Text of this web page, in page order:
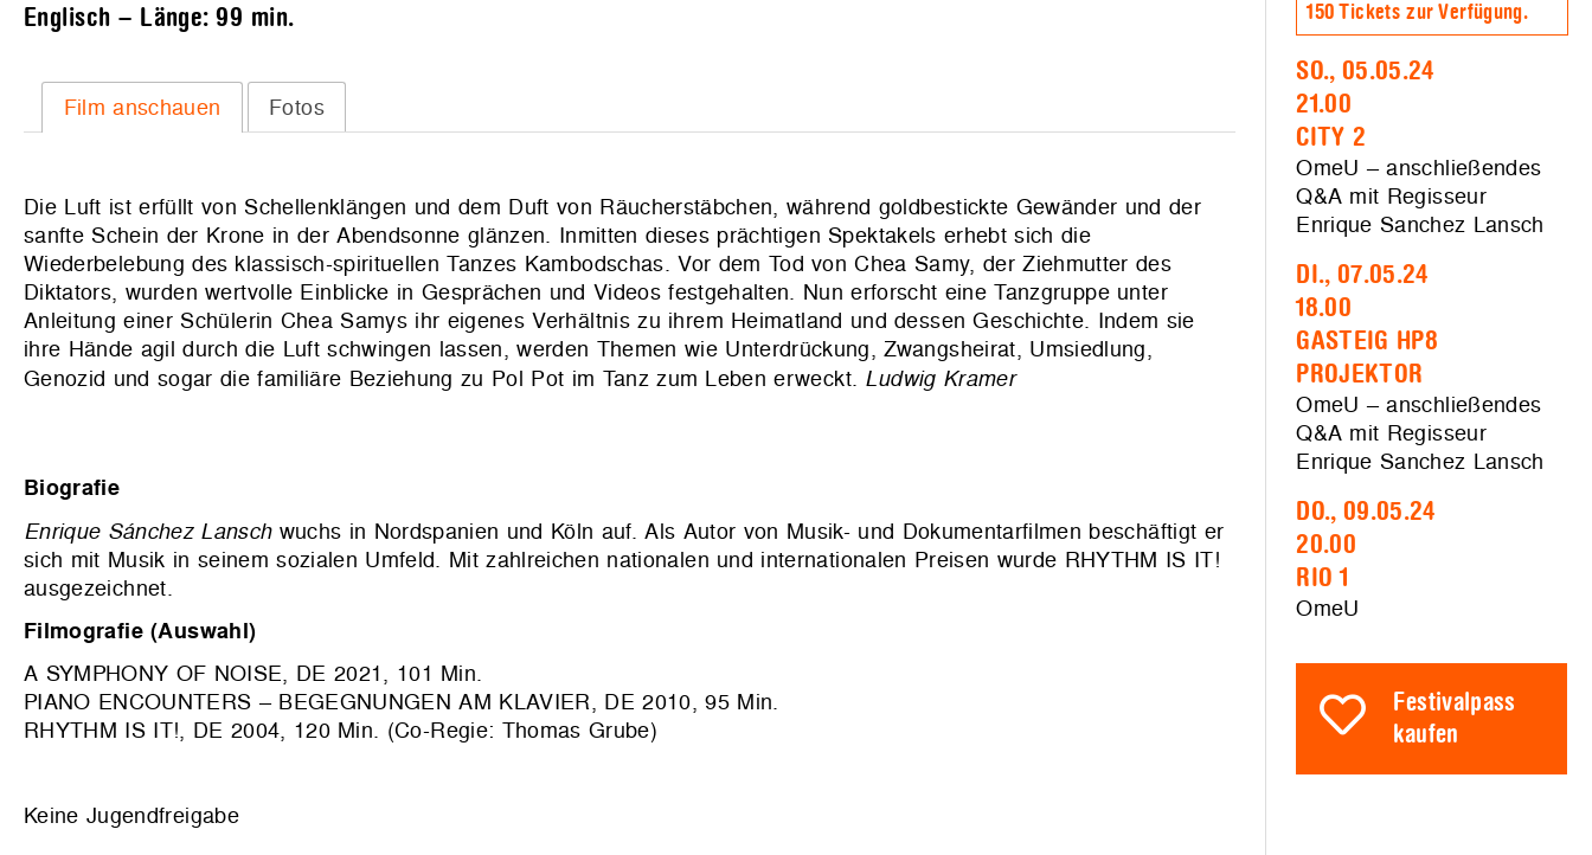
Englisch – Länge:99 min.
Film anschauen Fotos
Die Luft ist erfüllt von Schellenklängen und dem Duft von Räucherstäbchen, während goldbestickte Gewänder und der
sanfte Schein der Krone in der Abendsonne glänzen. Inmitten dieses prächtigen Spektakels erhebt sich die
Wiederbelebung des klassisch-spirituellen Tanzes Kambodschas. Vor dem Tod von Chea Samy, der Ziehmutter des
Diktators, wurden wertvolle Einblicke in Gesprächen und Videos festgehalten. Nun erforscht eine Tanzgruppe unter
Anleitung einer Schülerin Chea Samys ihr eigenes Verhältnis zu ihrem Heimatland und dessen Geschichte. Indem sie
ihre Hände agil durch die Luft schwingen lassen, werden Themen wie Unterdrückung, Zwangsheirat, Umsiedlung,
Genozid und sogar die familiäre Beziehung zu Pol Pot im Tanz zum Leben erweckt. Ludwig Kramer
Biografie
Enrique Sánchez Lanschwuchs in Nordspanien und Köln auf. Als Autor von Musik- und Dokumentarfilmen beschäftigt er
sich mit Musik in seinem sozialen Umfeld. Mit zahlreichen nationalen und internationalen Preisen wurde RHYTHM IS IT!
ausgezeichnet.
Filmografie (Auswahl)
A SYMPHONY OF NOISE, DE 2021, 101 Min.
PIANO ENCOUNTERS – BEGEGNUNGEN AM KLAVIER, DE 2010, 95 Min.
RHYTHM IS IT!, DE 2004, 120 Min. (Co-Regie: Thomas Grube)
Keine Jugendfreigabe
150 Tickets zur Verfügung.
SO., 05.05.24
21.00
CITY 2
OmeU – anschließendes
Q&A mit Regisseur
Enrique Sanchez Lansch
DI., 07.05.24
18.00
GASTEIG HP8
PROJEKTOR
OmeU – anschließendes
Q&A mit Regisseur
Enrique Sanchez Lansch
DO., 09.05.24
20.00
RIO 1
OmeU
Festivalpass
kaufen